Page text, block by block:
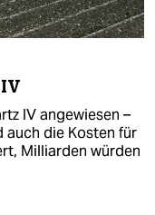
IV angewiesen –
die Kosten für
Milliarden würden